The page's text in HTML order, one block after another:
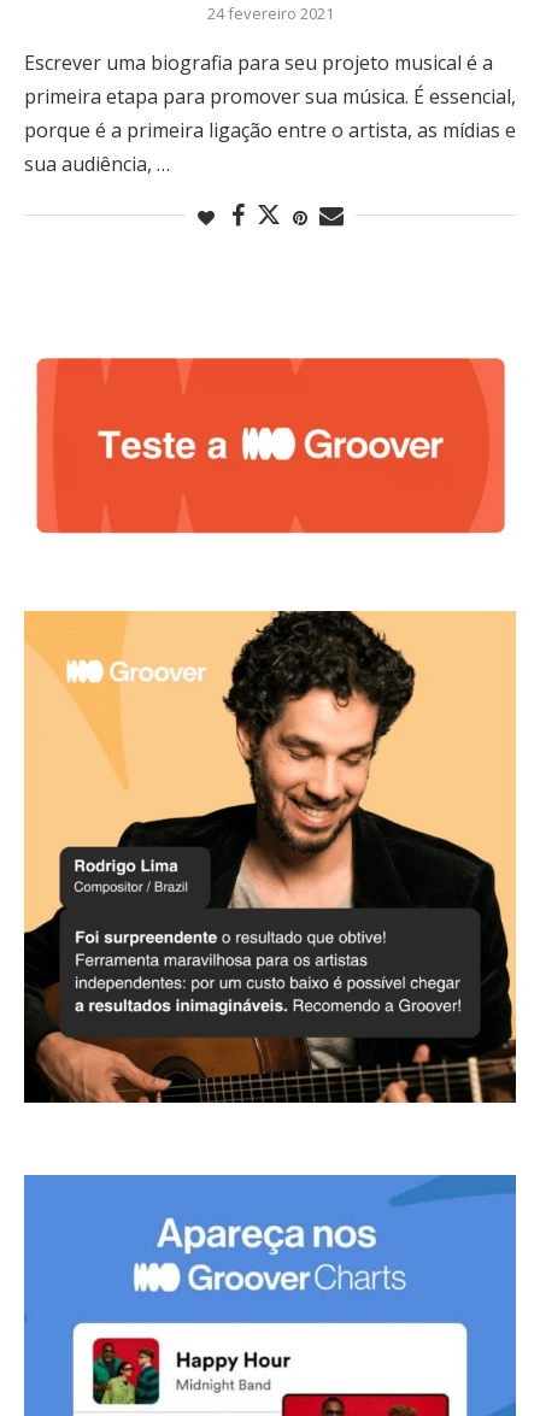
24 fevereiro 2021
Escrever uma biografia para seu projeto musical é a
primeira etapa para promover sua música. É essencial,
porque é a primeira ligação entre o artista, as mídias e
sua audiência, …